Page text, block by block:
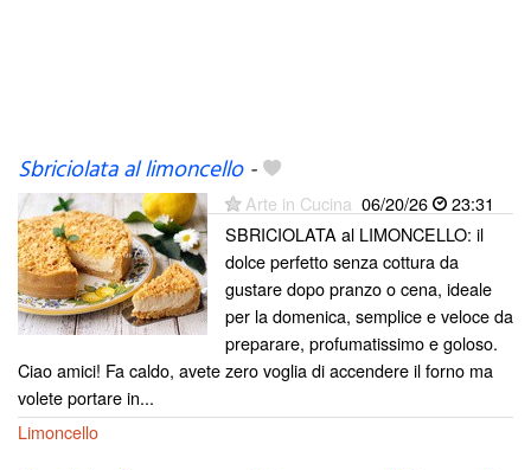
Sbriciolata al limoncello-
Arte in Cucina 06/20/26
23:31
SBRICIOLATA al LIMONCELLO: il
dolce perfetto senza cottura da
gustare dopo pranzo o cena, ideale
per la domenica, semplice e veloce da
preparare, profumatissimo e goloso.
Ciao amici! Fa caldo, avete zero voglia di accendere il forno ma
volete portare in...
Limoncello